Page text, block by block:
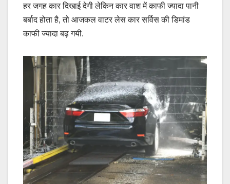
हर जगह कार दिखाई देगी लेकिन कार वाश में काफी ज्यादा पानी
बर्बाद होता है, तो आजकल वाटर लेस कार सर्विस की डिमांड
काफी ज्यादा बढ़ गयी.